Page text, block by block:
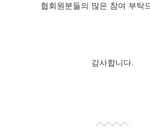
협회원분들의 많은 참여 부탁
감사합니다.